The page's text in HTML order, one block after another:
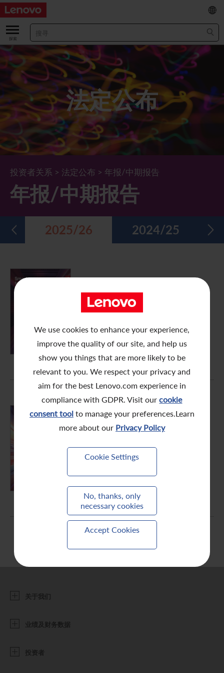
We use cookies to enhance your experience,
improve the quality of our site, and help us
show you things that are more likely to be
relevant to you. We respect your privacy and
aim for the best Lenovo.com experience in
compliance with GDPR. Visit ourcookie
consent toolto manage your preferences.Learn
more about our Privacy Policy
Cookie Settings
No, thanks, only
necessary cookies
Accept Cookies
关于我们
关于公司
董事长兼首席执行官报告书
管理团队 (英文版)
公司资料
Lenovo.com
公司新闻
业绩及财务数据
主要财务数据
业绩及推介材料
综合损益表
综合全面收益表
综合资产负债表
五年财务摘要
投资者
股票资料
股价资讯
新投资者
投资者活动年历
过去投资者活动
股息资料
股东结构
奖项与嘉许
股东通讯政策
法定公布
最新消息
年报/中期报告
公告
月报表/翌日披露报表
致非登记股东函件
网上股东大会操作指引
股份购回报告 (于二零零八年七月四日或之前)
公告 (补发已遗失的股份证明书)
企业管治
董事会
董事委员会
股东权利
可持续发展
董事会对环境、社会及管治事宜的监管
环境、社会及管治报告
联合国可持续发展目标
新闻和资源
多媒体资料库
EN
/
繁
法定公布
投资者关系 > 法定公布 > 年报/中期报告
年报/中期报告
2025/26 2024/25
年报
PDF (54.1 MB)
FY2025/26
关于我们
业绩及财务数据
投资者